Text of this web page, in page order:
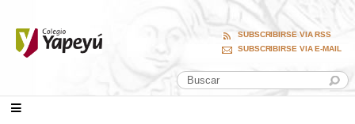
SUBSCRIBIRSE VIA RSS
SUBSCRIBIRSE VIA E-MAIL